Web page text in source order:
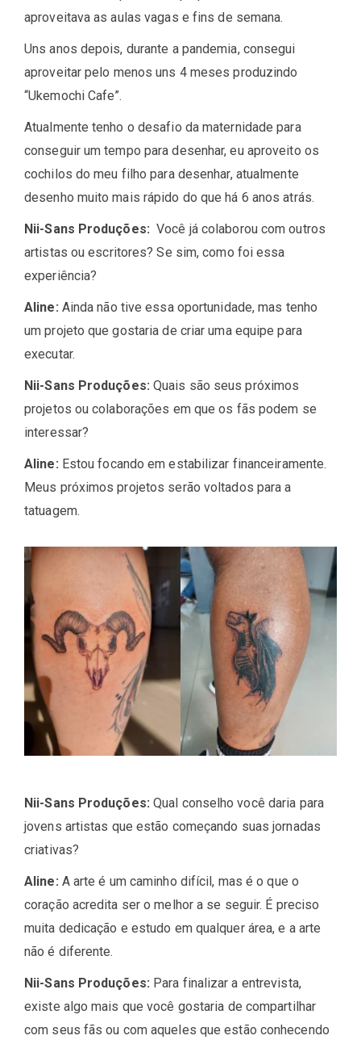
aproveitava as aulas vagas e fins de semana.
Uns anos depois, durante a pandemia, consegui
aproveitar pelo menos uns 4 meses produzindo
“Ukemochi Cafe”.
Atualmente tenho o desafio da maternidade para
conseguir um tempo para desenhar, eu aproveito os
cochilos do meu filho para desenhar, atualmente
desenho muito mais rápido do que há 6 anos atrás.
Nii-Sans Produções:Você já colaborou com outros
artistas ou escritores? Se sim, como foi essa
experiência?
Aline: Ainda não tive essa oportunidade, mas tenho
um projeto que gostaria de criar uma equipe para
executar.
Nii-Sans Produções: Quais são seus próximos
projetos ou colaborações em que os fãs podem se
interessar?
Aline: Estou focando em estabilizar financeiramente.
Meus próximos projetos serão voltados para a
tatuagem.
Nii-Sans Produções: Qual conselho você daria para
jovens artistas que estão começando suas jornadas
criativas?
Aline: A arte é um caminho difícil, mas é o que o
coração acredita ser o melhor a se seguir. É preciso
muita dedicação e estudo em qualquer área, e a arte
não é diferente.
Nii-Sans Produções: Para finalizar a entrevista,
existe algo mais que você gostaria de compartilhar
com seus fãs ou com aqueles que estão conhecendo